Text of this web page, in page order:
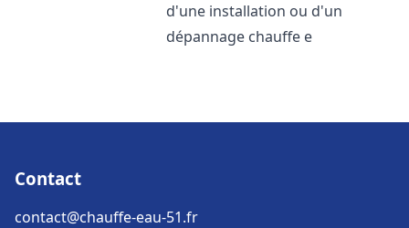
d'une installation ou d'un
dépannage chauffe e
Contact
contact@chauffe-eau-51.fr